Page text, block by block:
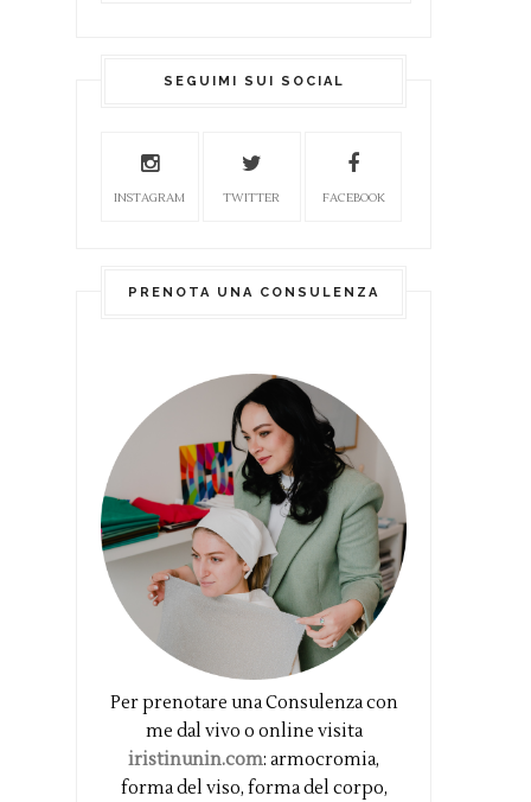
SEGUIMI SUI SOCIAL
INSTAGRAM TWITTER FACEBOOK
PRENOTA UNA CONSULENZA
Per prenotare una Consulenza con
me dal vivo o online visita
iristinunin.com: armocromia,
forma del viso, forma del corpo,